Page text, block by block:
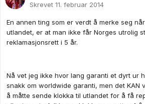
Skrevet 11. februar 2014
En annen ting som er verdt å merke seg
utlandet, er at man ikke får Norges utrolig
reklamasjonsrett i 5 år.
Nå vet jeg ikke hvor lang garanti et dyrt ur
snakk om worldwide garanti, men det KAN
å måtte sende klokka til utlandet for å få